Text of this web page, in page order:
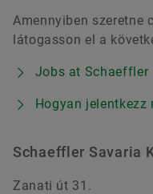
Amennyiben szeretne
látogasson el a
Jobs at Schaeffler
Hogyan
Schaeffler Savaria
Zanati út 31.